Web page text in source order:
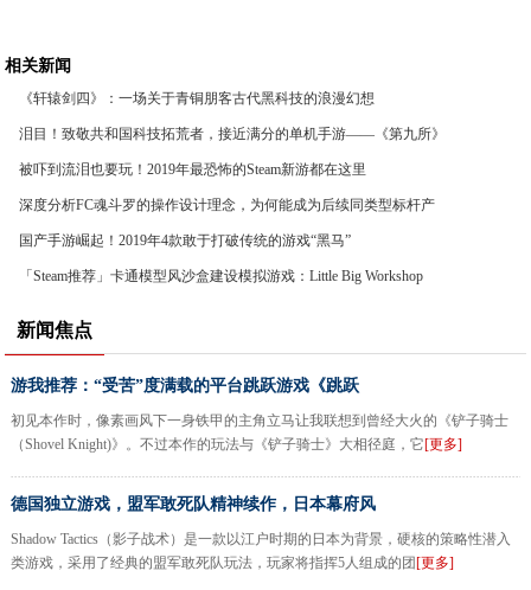
相关新闻
《轩辕剑四》：一场关于青铜朋客古代黑科技的浪漫幻想
泪目！致敬共和国科技拓荒者，接近满分的单机手游——《第九所》
被吓到流泪也要玩！2019年最恐怖的Steam新游都在这里
深度分析FC魂斗罗的操作设计理念，为何能成为后续同类型标杆产
品
国产手游崛起！2019年4款敢于打破传统的游戏“黑马”
「Steam推荐」卡通模型风沙盒建设模拟游戏：Little Big Workshop
新闻焦点
游我推荐：“受苦”度满载的平台跳跃游戏《跳跃
初见本作时，像素画风下一身铁甲的主角立马让我联想到曾经大火的《铲子骑士
（Shovel Knight)》。不过本作的玩法与《铲子骑士》大相径庭，它[更多]
德国独立游戏，盟军敢死队精神续作，日本幕府风
Shadow Tactics（影子战术）是一款以江户时期的日本为背景，硬核的策略性潜入
类游戏，采用了经典的盟军敢死队玩法，玩家将指挥5人组成的团 [更多]